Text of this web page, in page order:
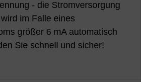
- die Stromversorgung
im Falle eines
größer 6 mA automatisch
Sie schnell und sicher!